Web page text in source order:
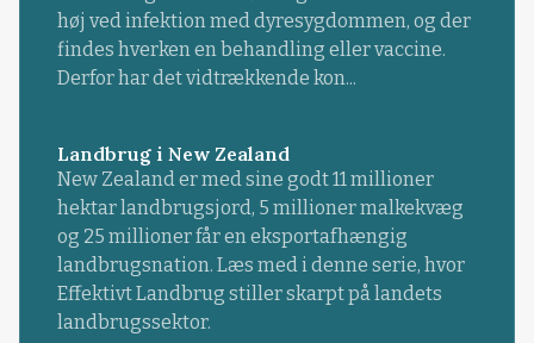
høj ved infektion med dyresygdommen, og der
findes hverken en behandling eller vaccine.
Derfor har det vidtrækkende kon...
Landbrug i New Zealand
New Zealand er med sine godt 11 millioner
hektar landbrugsjord, 5 millioner malkekvæg
og 25 millioner får en eksportafhængig
landbrugsnation. Læs med i denne serie, hvor
Effektivt Landbrug stiller skarpt på landets
landbrugssektor.